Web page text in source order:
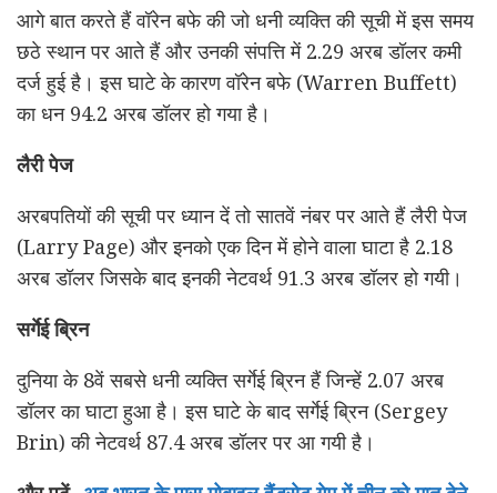
आगे बात करते हैं वॉरेन बफे की जो धनी व्यक्ति की सूची में इस समय
छठे स्थान पर आते हैं और उनकी संपत्ति में 2.29 अरब डॉलर कमी
दर्ज हुई है। इस घाटे के कारण वॉरेन बफे (Warren Buffett)
का धन 94.2 अरब डॉलर हो गया है।
लैरी पेज
अरबपतियों की सूची पर ध्यान दें तो सातवें नंबर पर आते हैं लैरी पेज
(Larry Page) और इनको एक दिन में होने वाला घाटा है 2.18
अरब डॉलर जिसके बाद इनकी नेटवर्थ 91.3 अरब डॉलर हो गयी।
सर्गेई ब्रिन
दुनिया के 8वें सबसे धनी व्यक्ति सर्गेई ब्रिन हैं जिन्हें 2.07 अरब
डॉलर का घाटा हुआ है। इस घाटे के बाद सर्गेई ब्रिन (Sergey
Brin) की नेटवर्थ 87.4 अरब डॉलर पर आ गयी है।